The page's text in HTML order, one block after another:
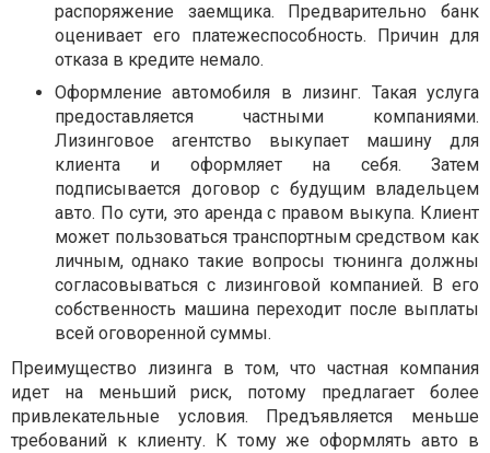
распоряжение заемщика. Предварительно банк
оценивает его платежеспособность. Причин для
отказа в кредите немало.
Оформление автомобиля в лизинг. Такая услуга
предоставляется частными компаниями.
Лизинговое агентство выкупает машину для
клиента и оформляет на себя. Затем
подписывается договор с будущим владельцем
авто. По сути, это аренда с правом выкупа. Клиент
может пользоваться транспортным средством как
личным, однако такие вопросы тюнинга должны
согласовываться с лизинговой компанией. В его
собственность машина переходит после выплаты
всей оговоренной суммы.
Преимущество лизинга в том, что частная компания
идет на меньший риск, потому предлагает более
привлекательные условия. Предъявляется меньше
требований к клиенту. К тому же оформлять авто в